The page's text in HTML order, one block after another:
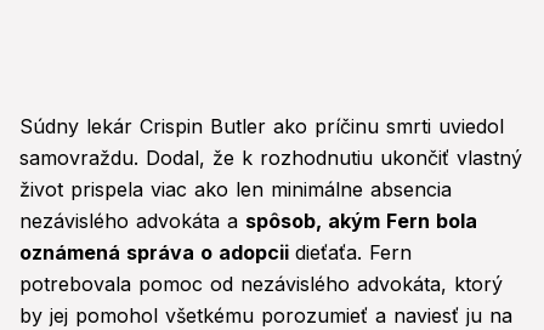
Súdny lekár Crispin Butler ako príčinu smrti uviedol
samovraždu. Dodal, že k rozhodnutiu ukončiť vlastný
život prispela viac ako len minimálne absencia
nezávislého advokáta a spôsob, akým Fern bola
oznámená správa o adopcii dieťaťa. Fern
potrebovala pomoc od nezávislého advokáta, ktorý
by jej pomohol všetkému porozumieť a naviesť ju na